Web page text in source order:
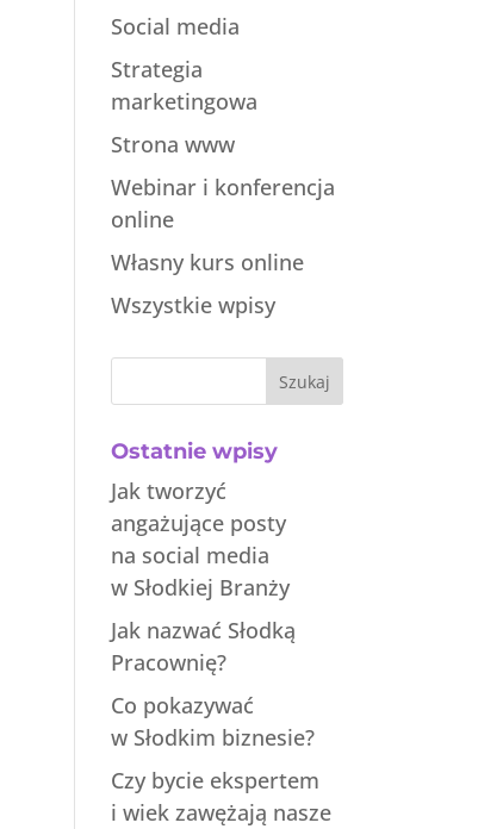
Social media
Strategia
marketingowa
Strona www
Webinar i konferencja
online
Własny kurs online
Wszystkie wpisy
Szukaj
Ostatnie wpisy
Jak tworzyć
angażujące posty
na social media
w Słodkiej Branży
Jak nazwać Słodką
Pracownię?
Co pokazywać
w Słodkim biznesie?
Czy bycie ekspertem
i wiek zawężają nasze